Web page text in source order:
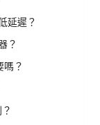
延遲？
？
？